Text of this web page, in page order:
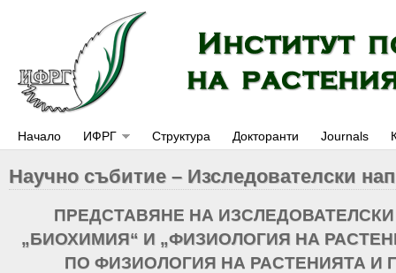
Начало ИФРГ Структура Докторанти Journals
Научно събитие – Изследователски
ПРЕДСТАВЯНЕ НА
„БИОХИМИЯ“ И „ФИЗИОЛОГИЯ НА
ПО ФИЗИОЛОГИЯ НА РАСТЕНИЯТА И